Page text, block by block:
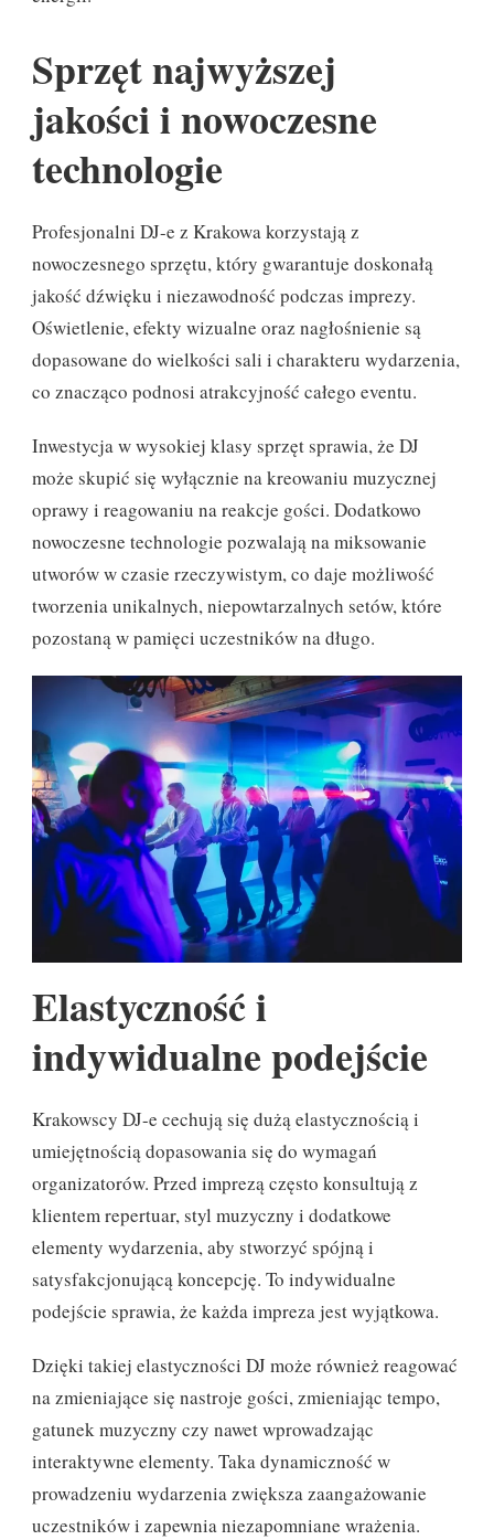
Sprzęt najwyższej
jakości i nowoczesne
technologie
Profesjonalni DJ-e z Krakowa korzystają z
nowoczesnego sprzętu, który gwarantuje doskonałą
jakość dźwięku i niezawodność podczas imprezy.
Oświetlenie, efekty wizualne oraz nagłośnienie są
dopasowane do wielkości sali i charakteru wydarzenia,
co znacząco podnosi atrakcyjność całego eventu.
Inwestycja w wysokiej klasy sprzęt sprawia, że DJ
może skupić się wyłącznie na kreowaniu muzycznej
oprawy i reagowaniu na reakcje gości. Dodatkowo
nowoczesne technologie pozwalają na miksowanie
utworów w czasie rzeczywistym, co daje możliwość
tworzenia unikalnych, niepowtarzalnych setów, które
pozostaną w pamięci uczestników na długo.
Elastyczność i
indywidualne podejście
Krakowscy DJ-e cechują się dużą elastycznością i
umiejętnością dopasowania się do wymagań
organizatorów. Przed imprezą często konsultują z
klientem repertuar, styl muzyczny i dodatkowe
elementy wydarzenia, aby stworzyć spójną i
satysfakcjonującą koncepcję. To indywidualne
podejście sprawia, że każda impreza jest wyjątkowa.
Dzięki takiej elastyczności DJ może również reagować
na zmieniające się nastroje gości, zmieniając tempo,
gatunek muzyczny czy nawet wprowadzając
interaktywne elementy. Taka dynamiczność w
prowadzeniu wydarzenia zwiększa zaangażowanie
uczestników i zapewnia niezapomniane wrażenia.